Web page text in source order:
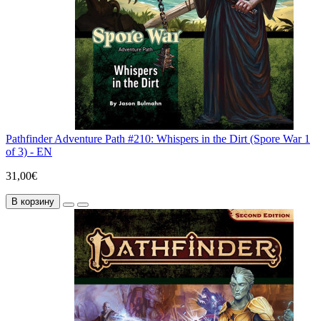
Pathfinder Adventure Path #210: Whispers in the Dirt (Spore War 1
of 3) - EN
31,00€
В корзину